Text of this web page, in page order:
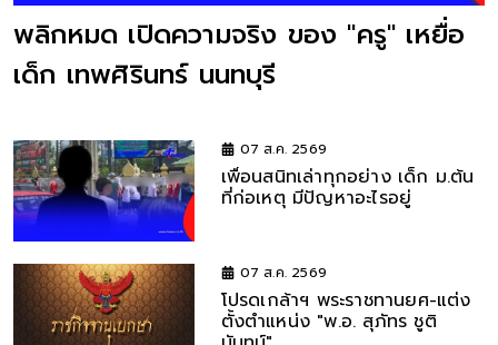
พลิกหมด เปิดความจริง ของ "ครู" เหยื่อ
เด็ก เทพศิรินทร์ นนทบุรี
07 ส.ค. 2569
เพื่อนสนิทเล่าทุกอย่าง เด็ก ม.ต้น
ที่ก่อเหตุ มีปัญหาอะไรอยู่
07 ส.ค. 2569
โปรดเกล้าฯ พระราชทานยศ-แต่ง
ตั้งตำแหน่ง "พ.อ. สุภัทร ชูติ